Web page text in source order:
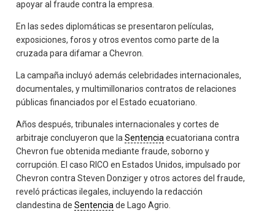
apoyar al fraude contra la empresa.
En las sedes diplomáticas se presentaron películas,
exposiciones, foros y otros eventos como parte de la
cruzada para difamar a Chevron.
La campaña incluyó además celebridades internacionales,
documentales, y multimillonarios contratos de relaciones
públicas financiados por el Estado ecuatoriano.
Años después, tribunales internacionales y cortes de
arbitraje concluyeron que laSentencia ecuatoriana contra
Chevron fue obtenida mediante fraude, soborno y
corrupción. El caso RICO en Estados Unidos, impulsado por
Chevron contra Steven Donziger y otros actores del fraude,
reveló prácticas ilegales, incluyendo la redacción
clandestina deSentencia de Lago Agrio.